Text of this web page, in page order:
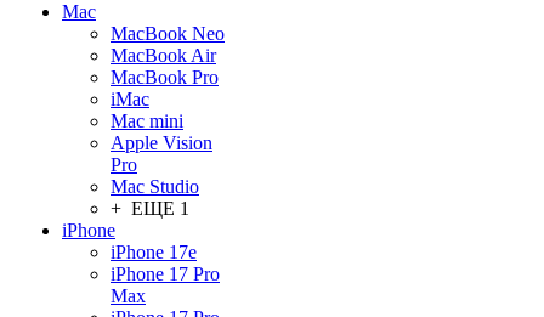
Mac
MacBook Neo
MacBook Air
MacBook Pro
iMac
Mac mini
Apple Vision
Pro
Mac Studio
+ ЕЩЕ 1
iPhone
iPhone 17e
iPhone 17 Pro
Max